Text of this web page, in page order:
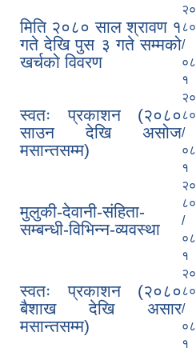
मिति २०८० साल श्रावण १
गते देखि पुस ३ गते सम्मको
खर्चको विवरण
२०
८०
/
०८
१
स्वतः प्रकाशन (२०८०
साउन देखि असोज
मसान्तसम्म)
२०
८०
/
०८
१
मुलुकी-देवानी-संहिता-
सम्बन्धी-विभिन्न-व्यवस्था
२०
८०
/
०८
१
स्वतः प्रकाशन (२०८०
बैशाख देखि असार
मसान्तसम्म)
२०
८०
/
०८
१